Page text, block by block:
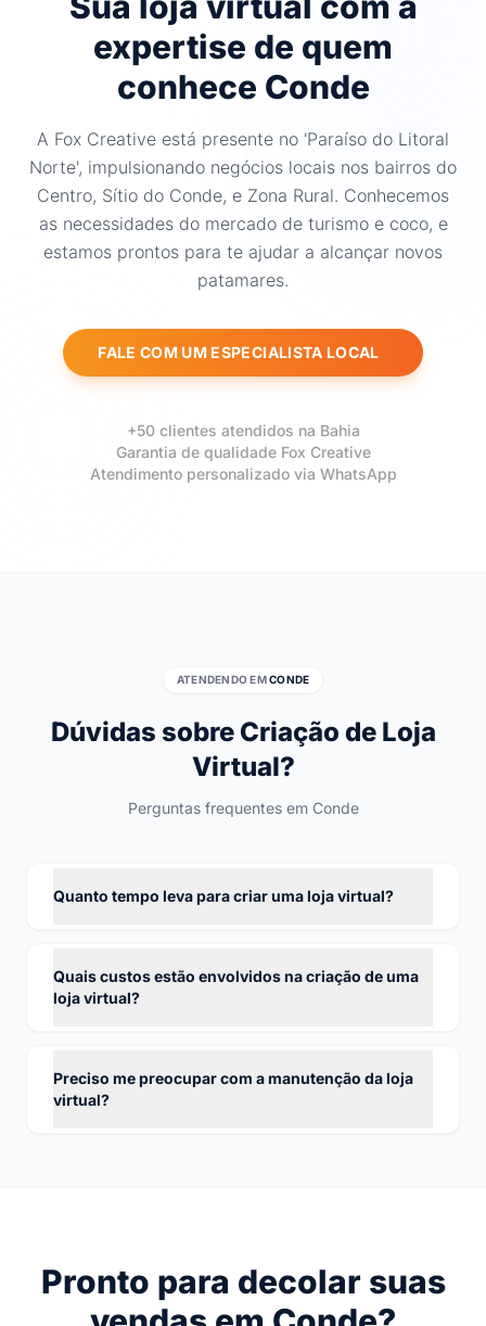
expertise de quem
conhece Conde
A Fox Creative está presente no 'Paraíso do Litoral
Norte', impulsionando negócios locais nos bairros do
Centro, Sítio do Conde, e Zona Rural. Conhecemos
as necessidades do mercado de turismo e coco, e
estamos prontos para te ajudar a alcançar novos
patamares.
FALE COM UM ESPECIALISTA LOCAL
+50 clientes atendidos na Bahia
Garantia de qualidade Fox Creative
Atendimento personalizado via WhatsApp
ATENDENDO EMCONDE
Dúvidas sobre Criação de Loja
Virtual?
Perguntas frequentes em Conde
Quanto tempo leva para criar uma loja virtual?
Quais custos estão envolvidos na criação de uma
loja virtual?
Preciso me preocupar com a manutenção da loja
virtual?
Pronto para decolar suas